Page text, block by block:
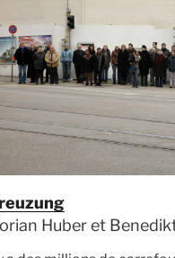
Huber et